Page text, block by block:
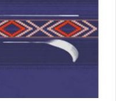
دیگر خبرها